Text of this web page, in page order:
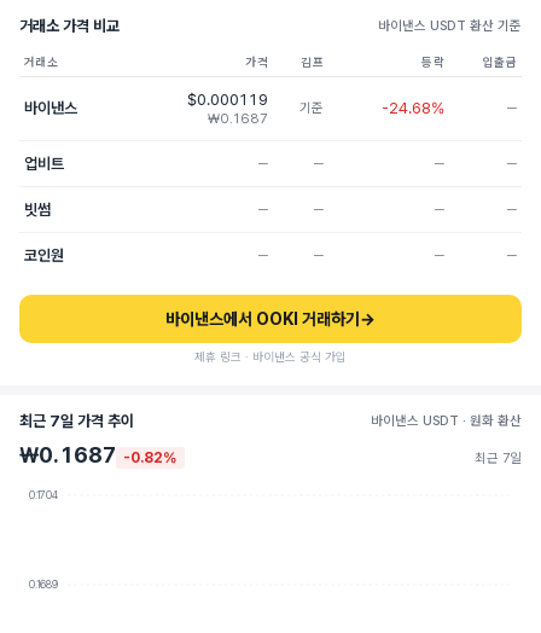
거래소 가격 비교 바이낸스 USDT 환산 기준
거래소 가격 김프 등락 입출금
바이낸스 $0.000119
₩0.1687
기준 -24.68% ─
업비트 ─ ─ ─ ─
빗썸 ─ ─ ─ ─
코인원 ─ ─ ─ ─
바이낸스에서 OOKI 거래하기 →
제휴 링크 · 바이낸스 공식 가입
최근 7일 가격 추이 바이낸스 USDT · 원화 환산
₩0.1687 -0.82% 최근 7일
0.1704
0.1689